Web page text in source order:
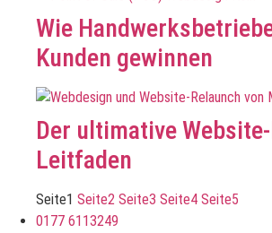
Wie
Kunden gewinnen
Der ultimative
Leitfaden
Seite1 Seite2 Seite3 Seite4 Seite5
0177 6113249